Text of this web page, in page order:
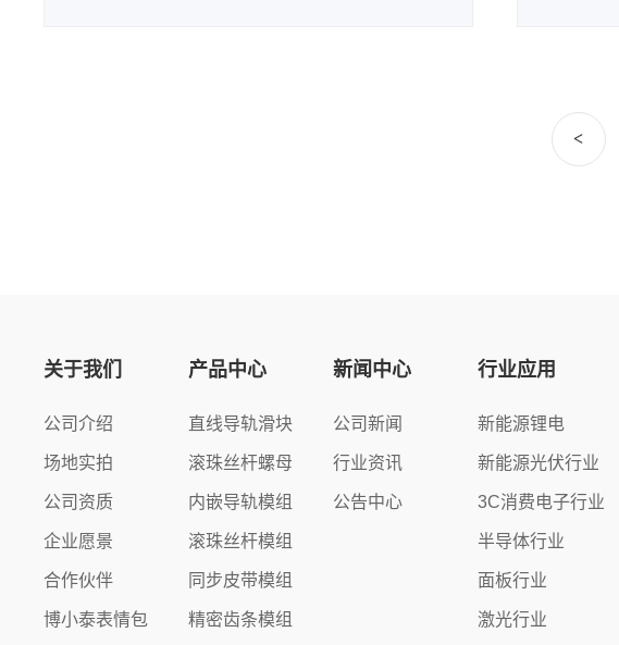
<
关于我们
公司介绍
场地实拍
公司资质
企业愿景
合作伙伴
博小泰表情包
产品中心
直线导轨滑块
滚珠丝杆螺母
内嵌导轨模组
滚珠丝杆模组
同步皮带模组
精密齿条模组
新闻中心
公司新闻
行业资讯
公告中心
行业应用
新能源锂电
新能源光伏行业
3C消费电子行业
半导体行业
面板行业
激光行业